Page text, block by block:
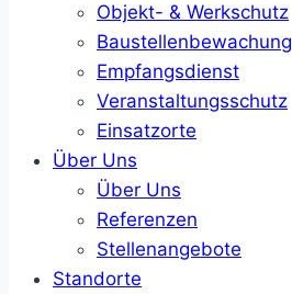
Objekt- & Werkschutz
Baustellenbewachung
Empfangsdienst
Veranstaltungsschutz
Einsatzorte
Über Uns
Über Uns
Referenzen
Stellenangebote
Standorte